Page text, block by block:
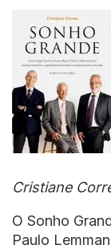
Cristiane
O Sonho
Paulo